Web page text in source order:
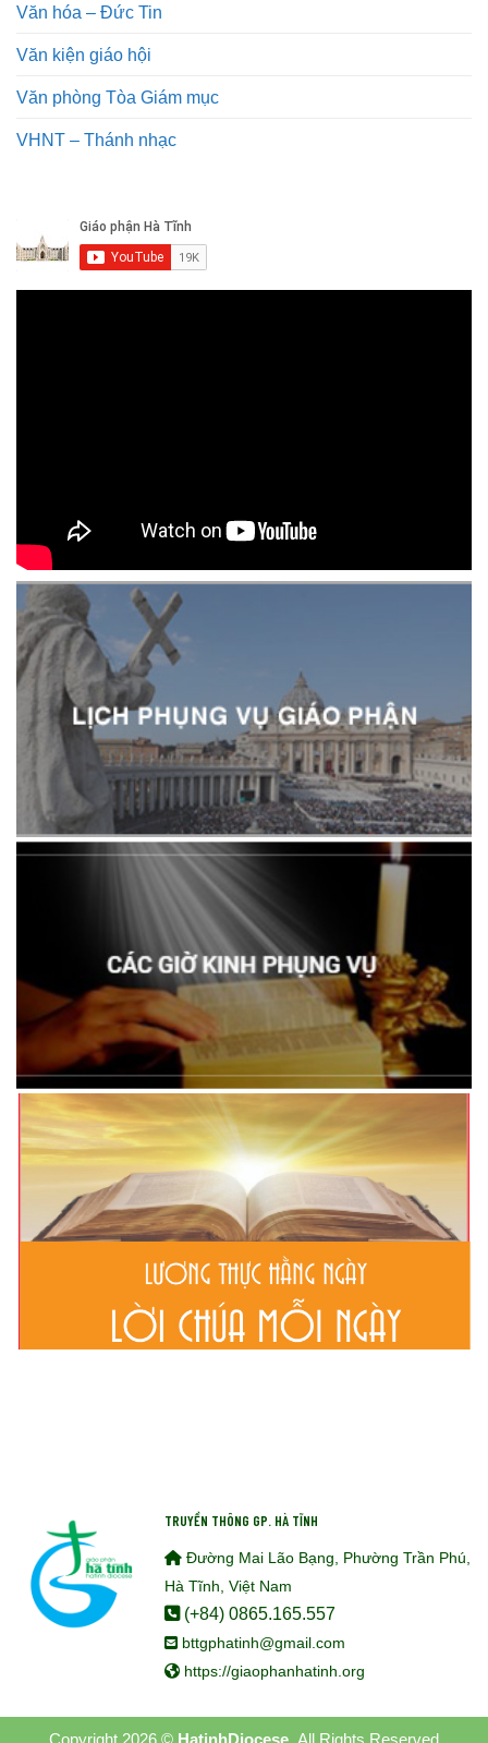
Văn hóa – Đức Tin
Văn kiện giáo hội
Văn phòng Tòa Giám mục
VHNT – Thánh nhạc
TRUYỀN THÔNG GP. HÀ TĨNH
Đường Mai Lão Bạng, Phường Trần Phú,
Hà Tĩnh, Việt Nam
(+84) 0865.165.557
bttgphatinh@gmail.com
https://giaophanhatinh.org